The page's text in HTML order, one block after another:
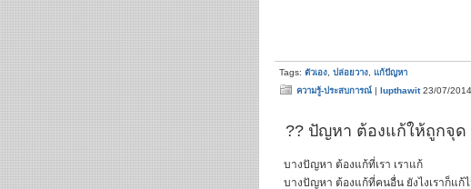
Tags: ตัวเอง ปล่อยวาง
แก้ปัญหา
ความรู้-ประสบการณ์ | lupthawit23/07/
?? ปัญหา ต้องแก้ให้ถูกจุด
บางปัญหา ต้องแก้ที่เรา เราแก้
บางปัญหา ต้องแก้ที่คนอื่น ยังไงเราก็แก้